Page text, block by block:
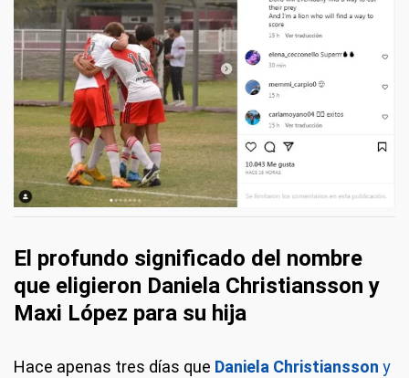
El profundo significado del nombre
que eligieron Daniela Christiansson y
Maxi López para su hija
Hace apenas tres días que Daniela Christiansson y